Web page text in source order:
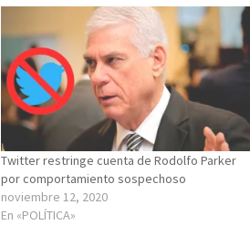
Twitter restringe cuenta de Rodolfo Parker
por comportamiento sospechoso
noviembre 12, 2020
En «POLÍTICA»